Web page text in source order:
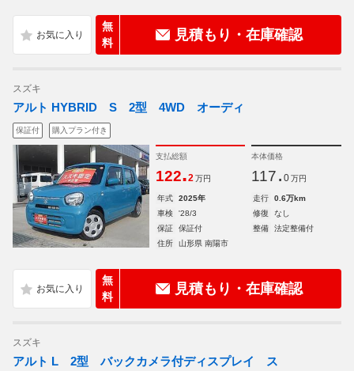
無
料
見積もり・在庫確認
スズキ
アルト HYBRID S 2型 4WD オーディ
保証付 購入プラン付き
支払総額
122.2 万円
本体価格
117. 0 万円
年式 2025年 走行
0.6万km
車検
'28/3 修復
なし
保証
保証付 整備
法定整備付
住所
山形県 南陽市
無
料
見積もり・在庫確認
スズキ
アルト L 2型 バックカメラ付ディスプレイ ス